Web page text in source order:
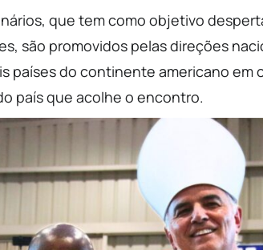
que tem como objetivo
são promovidos pelas direções
países do continente americano em
país que acolhe o encontro.